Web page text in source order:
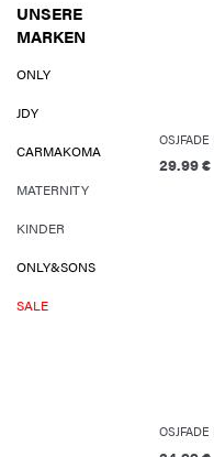
UNSERE
MARKEN
ONLY
JDY
CARMAKOMA
MATERNITY
KINDER
ONLY&SONS
SALE
29.99 €